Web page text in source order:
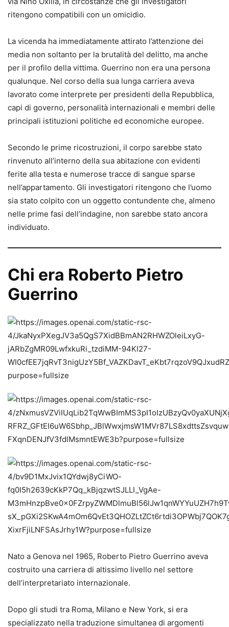
ritengono compatibili con un omicidio.
La vicenda ha immediatamente attirato l’attenzione dei
media non soltanto per la brutalità del delitto, ma anche
per il profilo della vittima. Guerrino non era una persona
qualunque. Nel corso della sua lunga carriera aveva
lavorato come interprete per presidenti della Repubblica,
capi di governo, personalità internazionali e membri delle
principali istituzioni politiche ed economiche europee.
Secondo le prime ricostruzioni, il corpo sarebbe stato
rinvenuto all’interno della sua abitazione con evidenti
ferite alla testa e numerose tracce di sangue sparse
nell’appartamento. Gli investigatori ritengono che l’uomo
sia stato colpito con un oggetto contundente che, almeno
nelle prime fasi dell’indagine, non sarebbe stato ancora
individuato.
Chi era Roberto Pietro
Guerrino
Nato a Genova nel 1965, Roberto Pietro Guerrino aveva
costruito una carriera di altissimo livello nel settore
dell’interpretariato internazionale.
Dopo gli studi tra Roma, Milano e New York, si era
specializzato nella traduzione simultanea di argomenti